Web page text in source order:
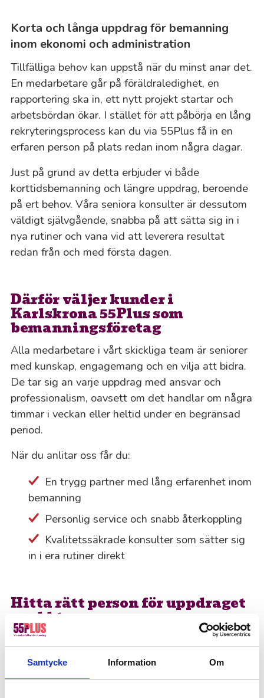
Samtycke Information Om
Korta och långa uppdrag för bemanning
inom ekonomi och administration
Tillfälliga behov kan uppstå när du minst anar det.
En medarbetare går på föräldraledighet, en
rapportering ska in, ett nytt projekt startar och
arbetsbördan ökar. I stället för att påbörja en lång
rekryteringsprocess kan du via 55Plus få in en
erfaren person på plats redan inom några dagar.
Just på grund av detta erbjuder vi både
korttidsbemanning och längre uppdrag, beroende
på ert behov. Våra seniora konsulter är dessutom
väldigt självgående, snabba på att sätta sig in i
nya rutiner och vana vid att leverera resultat
redan från och med första dagen.
Därför väljer kunder i
Karlskrona 55Plus som
bemanningsföretag
Alla medarbetare i vårt skickliga team är seniorer
med kunskap, engagemang och en vilja att bidra.
De tar sig an varje uppdrag med ansvar och
professionalism, oavsett om det handlar om några
timmar i veckan eller heltid under en begränsad
period.
När du anlitar oss får du:
En trygg partner med lång erfarenhet inom
bemanning
Personlig service och snabb återkoppling
Kvalitetssäkrade konsulter som sätter sig
in i era rutiner direkt
Hitta rätt person för uppdraget
snabbt
Behöver du en redovisningsekonom,
löneadministratör eller administrativ stöttning i
Karlskrona? Hör av dig till oss så hjälper vi dig att